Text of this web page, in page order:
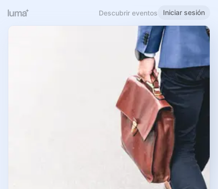
Descubrir eventos Iniciar sesión